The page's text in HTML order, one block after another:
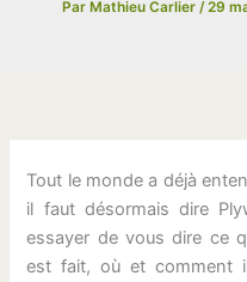
Par Mathieu Carlier /29
Tout le monde a déjà
il faut désormais dire
essayer de vous dire ce
est fait, où et comment